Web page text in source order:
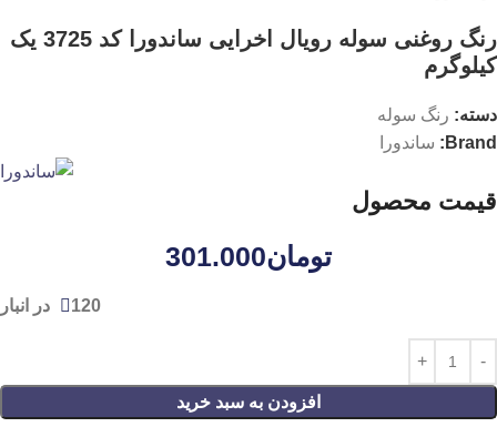
رنگ روغنی سوله رویال اخرایی ساندورا کد 3725 یک
کیلوگرم
دسته: رنگ سوله
Brand:
ساندورا
قیمت محصول
تومان301.000
120 در انبار
افزودن به سبد خرید